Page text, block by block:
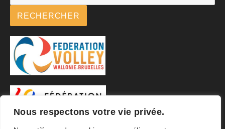
Nous respectons votre vie privée.
RECHERCHER